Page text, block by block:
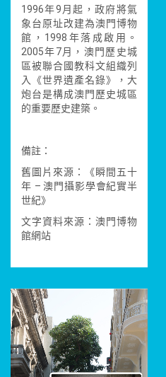
1996年9月起，政府將氣
象台原址改建為澳門博物
館，1998年落成啟用。
2005年7月，澳門歷史城
區被聯合國教科文組織列
入《世界遺產名錄》，大
炮台是構成澳門歷史城區
的重要歷史建築。
備註：
舊圖片來源：《瞬間五十
年 – 澳門攝影學會紀實半
世紀》
文字資料來源：澳門博物
館網站